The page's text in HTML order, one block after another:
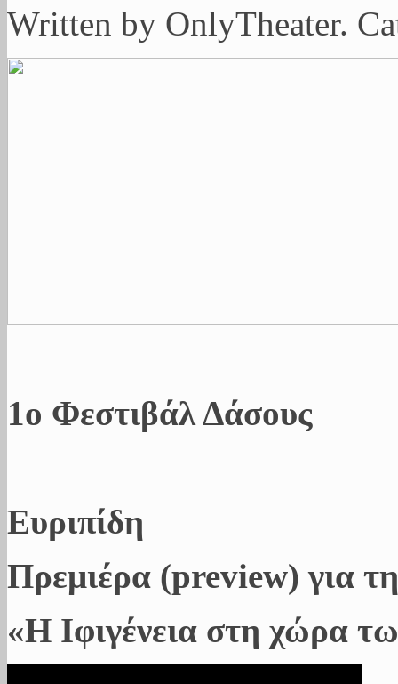
Written by OnlyTheater.
1ο Φεστιβάλ Δάσους
Ευριπίδη
Πρεμιέρα (preview) για
«Η Ιφιγένεια στη χώρα